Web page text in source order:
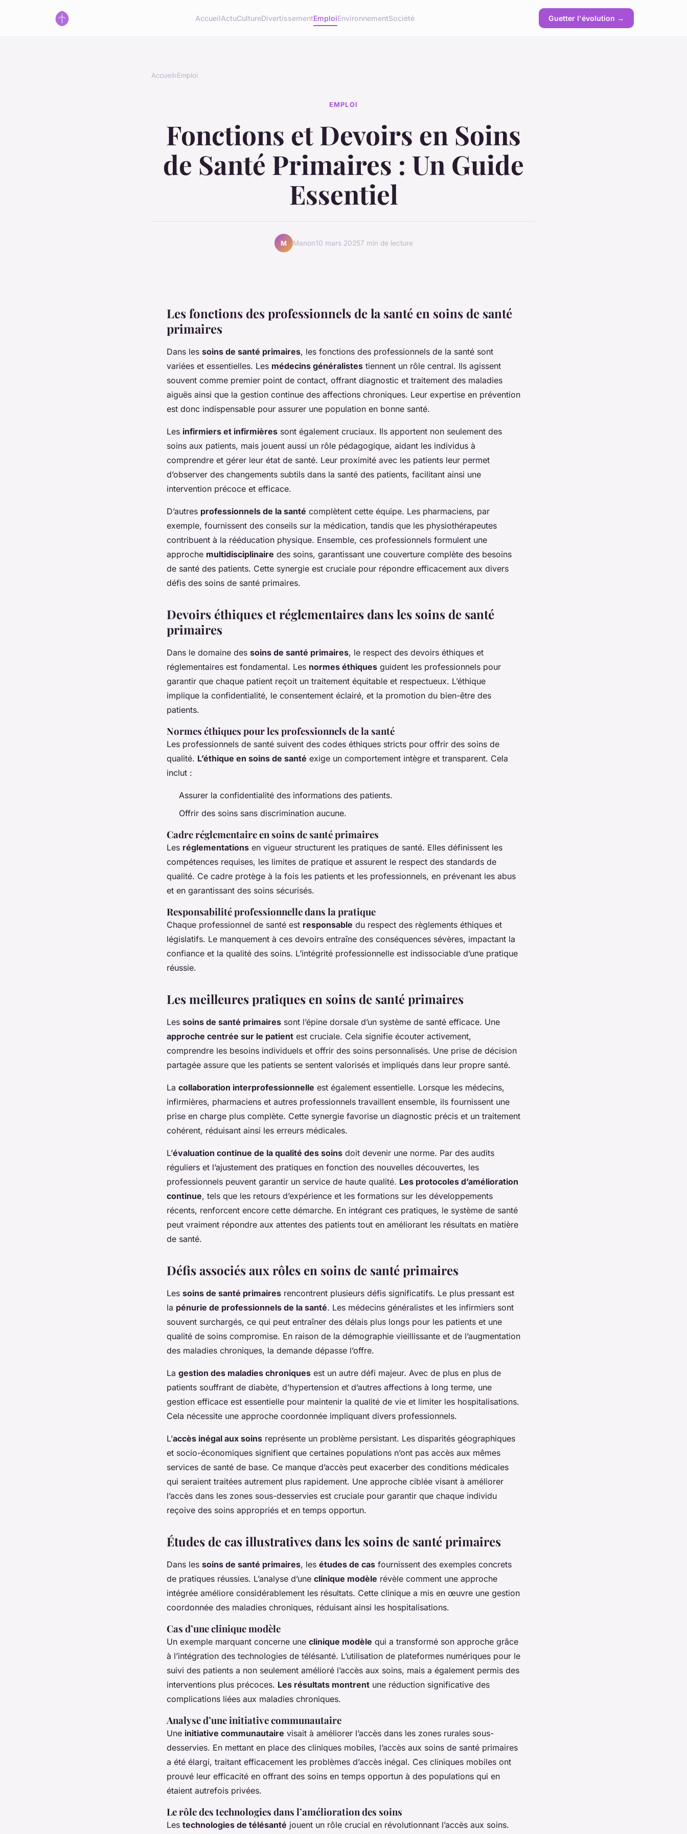
AccueilActuCultureDivertissementEmploiEnvironnementSociété Guetter l'évolution →
Accueil›Emploi
EMPLOI
Fonctions et Devoirs en Soins
de Santé Primaires : Un Guide
Essentiel
M Manon10 mars 20257 min de lecture
Les fonctions des professionnels de la santé en soins de santé
primaires
Dans les soins de santé primaires, les fonctions des professionnels de la santé sont
variées et essentielles. Les médecins généralistes tiennent un rôle central. Ils agissent
souvent comme premier point de contact, offrant diagnostic et traitement des maladies
aiguës ainsi que la gestion continue des affections chroniques. Leur expertise en prévention
est donc indispensable pour assurer une population en bonne santé.
Les infirmiers et infirmières sont également cruciaux. Ils apportent non seulement des
soins aux patients, mais jouent aussi un rôle pédagogique, aidant les individus à
comprendre et gérer leur état de santé. Leur proximité avec les patients leur permet
d’observer des changements subtils dans la santé des patients, facilitant ainsi une
intervention précoce et efficace.
D’autres professionnels de la santé complètent cette équipe. Les pharmaciens, par
exemple, fournissent des conseils sur la médication, tandis que les physiothérapeutes
contribuent à la rééducation physique. Ensemble, ces professionnels formulent une
approche multidisciplinaire des soins, garantissant une couverture complète des besoins
de santé des patients. Cette synergie est cruciale pour répondre efficacement aux divers
défis des soins de santé primaires.
Devoirs éthiques et réglementaires dans les soins de santé
primaires
Dans le domaine des soins de santé primaires, le respect des devoirs éthiques et
réglementaires est fondamental. Les normes éthiques guident les professionnels pour
garantir que chaque patient reçoit un traitement équitable et respectueux. L’éthique
implique la confidentialité, le consentement éclairé, et la promotion du bien-être des
patients.
Normes éthiques pour les professionnels de la santé
Les professionnels de santé suivent des codes éthiques stricts pour offrir des soins de
qualité. L’éthique en soins de santé exige un comportement intègre et transparent. Cela
inclut :
Assurer la confidentialité des informations des patients.
Offrir des soins sans discrimination aucune.
Cadre réglementaire en soins de santé primaires
Les réglementations en vigueur structurent les pratiques de santé. Elles définissent les
compétences requises, les limites de pratique et assurent le respect des standards de
qualité. Ce cadre protège à la fois les patients et les professionnels, en prévenant les abus
et en garantissant des soins sécurisés.
Responsabilité professionnelle dans la pratique
Chaque professionnel de santé est responsable du respect des règlements éthiques et
législatifs. Le manquement à ces devoirs entraîne des conséquences sévères, impactant la
confiance et la qualité des soins. L’intégrité professionnelle est indissociable d’une pratique
réussie.
Les meilleures pratiques en soins de santé primaires
Les soins de santé primaires sont l’épine dorsale d’un système de santé efficace. Une
approche centrée sur le patient est cruciale. Cela signifie écouter activement,
comprendre les besoins individuels et offrir des soins personnalisés. Une prise de décision
partagée assure que les patients se sentent valorisés et impliqués dans leur propre santé.
La collaboration interprofessionnelle est également essentielle. Lorsque les médecins,
infirmières, pharmaciens et autres professionnels travaillent ensemble, ils fournissent une
prise en charge plus complète. Cette synergie favorise un diagnostic précis et un traitement
cohérent, réduisant ainsi les erreurs médicales.
L’évaluation continue de la qualité des soins doit devenir une norme. Par des audits
réguliers et l’ajustement des pratiques en fonction des nouvelles découvertes, les
professionnels peuvent garantir un service de haute qualité. Les protocoles d’amélioration
continue, tels que les retours d’expérience et les formations sur les développements
récents, renforcent encore cette démarche. En intégrant ces pratiques, le système de santé
peut vraiment répondre aux attentes des patients tout en améliorant les résultats en matière
de santé.
Défis associés aux rôles en soins de santé primaires
Les soins de santé primaires rencontrent plusieurs défis significatifs. Le plus pressant est
la pénurie de professionnels de la santé. Les médecins généralistes et les infirmiers sont
souvent surchargés, ce qui peut entraîner des délais plus longs pour les patients et une
qualité de soins compromise. En raison de la démographie vieillissante et de l’augmentation
des maladies chroniques, la demande dépasse l’offre.
La gestion des maladies chroniques est un autre défi majeur. Avec de plus en plus de
patients souffrant de diabète, d’hypertension et d’autres affections à long terme, une
gestion efficace est essentielle pour maintenir la qualité de vie et limiter les hospitalisations.
Cela nécessite une approche coordonnée impliquant divers professionnels.
L’accès inégal aux soins représente un problème persistant. Les disparités géographiques
et socio-économiques signifient que certaines populations n’ont pas accès aux mêmes
services de santé de base. Ce manque d’accès peut exacerber des conditions médicales
qui seraient traitées autrement plus rapidement. Une approche ciblée visant à améliorer
l’accès dans les zones sous-desservies est cruciale pour garantir que chaque individu
reçoive des soins appropriés et en temps opportun.
Études de cas illustratives dans les soins de santé primaires
Dans les soins de santé primaires, les études de cas fournissent des exemples concrets
de pratiques réussies. L’analyse d’une clinique modèle révèle comment une approche
intégrée améliore considérablement les résultats. Cette clinique a mis en œuvre une gestion
coordonnée des maladies chroniques, réduisant ainsi les hospitalisations.
Cas d’une clinique modèle
Un exemple marquant concerne une clinique modèle qui a transformé son approche grâce
à l’intégration des technologies de télésanté. L’utilisation de plateformes numériques pour le
suivi des patients a non seulement amélioré l’accès aux soins, mais a également permis des
interventions plus précoces. Les résultats montrent une réduction significative des
complications liées aux maladies chroniques.
Analyse d’une initiative communautaire
Une initiative communautaire visait à améliorer l’accès dans les zones rurales sous-
desservies. En mettant en place des cliniques mobiles, l’accès aux soins de santé primaires
a été élargi, traitant efficacement les problèmes d’accès inégal. Ces cliniques mobiles ont
prouvé leur efficacité en offrant des soins en temps opportun à des populations qui en
étaient autrefois privées.
Le rôle des technologies dans l’amélioration des soins
Les technologies de télésanté jouent un rôle crucial en révolutionnant l’accès aux soins.